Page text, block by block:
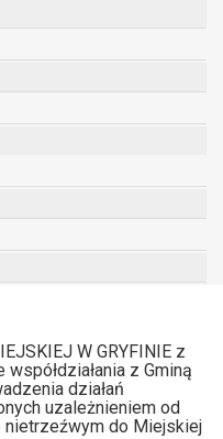
W GRYFINIE z
z Gminą
działań
uzależnieniem od
do Miejskiej
dotyczą, wniosła
przetwarzania
ustalenia czy
podstawy po
w przypadku gdy
odbywa się na
lub na podstawie
przetwarzania
21 RODO, wobec
osobowych, którego